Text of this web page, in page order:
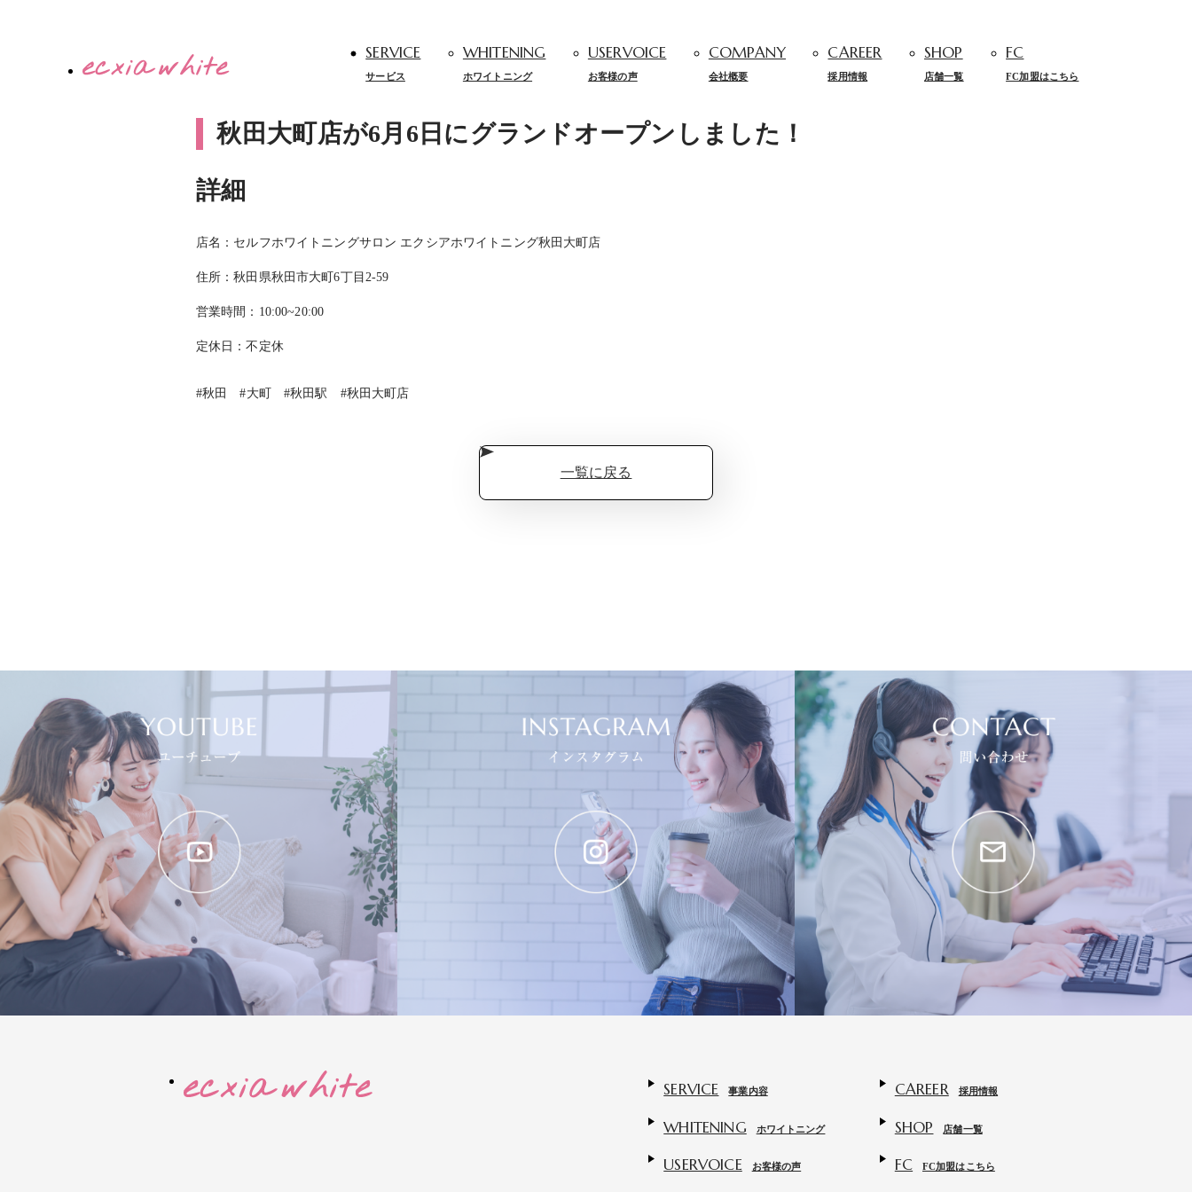
SERVICE
サービス
WHITENING
ホワイトニング
USERVOICE
お客様の声
COMPANY
会社概要
CAREER
採用情報
SHOP
店舗一覧
FC
FC加盟はこちら
秋田大町店が6月6日にグランドオープンしました！
詳細
店名：セルフホワイトニングサロン エクシアホワイトニング秋田大町店
住所：秋田県秋田市大町6丁目2-59
営業時間：10:00~20:00
定休日：不定休
#秋田 #大町 #秋田駅 #秋田大町店
一覧に戻る
SERVICE 事業内容
WHITENING ホワイトニング
USERVOICE お客様の声
CAREER 採用情報
SHOP 店舗一覧
FC FC加盟はこちら